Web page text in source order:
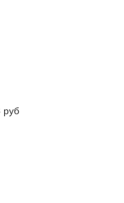
руб